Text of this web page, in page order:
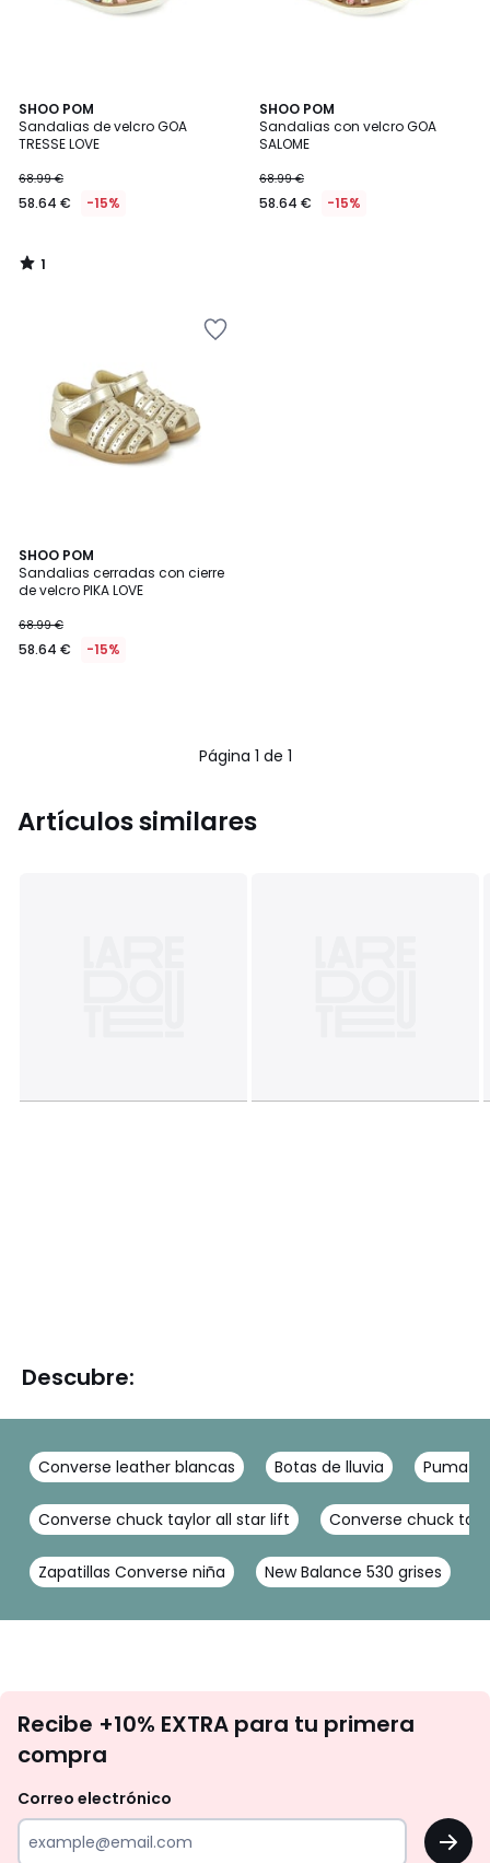
SHOO POM
Sandalias de velcro GOA
TRESSE LOVE
68.99 €
58.64 € -15%
1
/
5
1
/
SHOO POM
Sandalias con velcro GOA
SALOME
68.99 €
58.64 € -15%
SHOO POM
Sandalias cerradas con cierre
de velcro PIKA LOVE
68.99 €
58.64 € -15%
Página 1 de 1
Artículos similares
Descubre:
Converse leather blancas Botas de lluvia Puma
Converse chuck taylor all star lift Converse chuck
Zapatillas Converse niña New Balance 530 grises
te
tu
Recibe +10% EXTRA para tu primera
compra
Correo electrónico
OK